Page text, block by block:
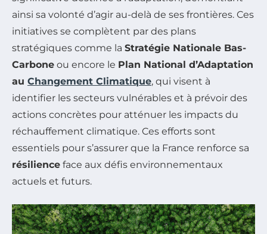
ainsi sa volonté d’agir au-delà de ses frontières. Ces
initiatives se complètent par des plans
stratégiques comme la Stratégie Nationale Bas-
Carbone ou encore le Plan National d’Adaptation
au Changement Climatique, qui visent à
identifier les secteurs vulnérables et à prévoir des
actions concrètes pour atténuer les impacts du
réchauffement climatique. Ces efforts sont
essentiels pour s’assurer que la France renforce sa
résilience face aux défis environnementaux
actuels et futurs.